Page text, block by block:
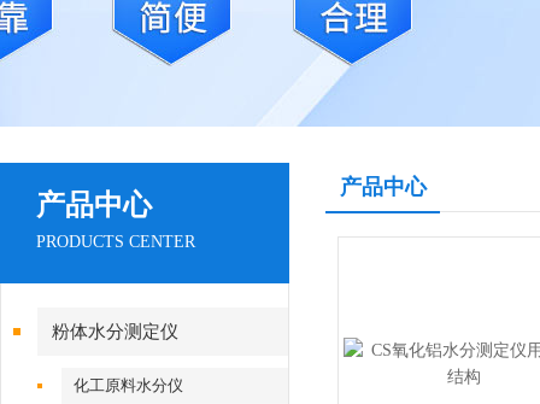
产品中心
PRODUCTS CENTER
粉体水分测定仪
化工原料水分仪
产品中心